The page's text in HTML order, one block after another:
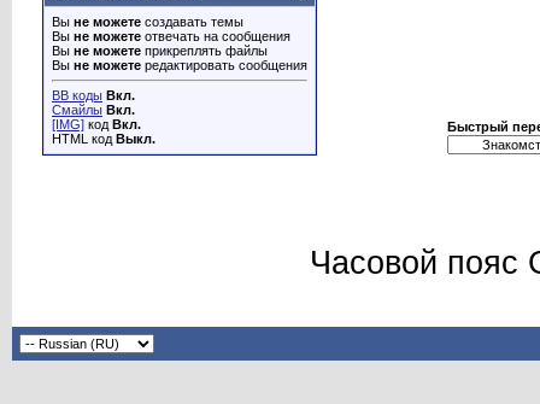
Вы не можете создавать темы
Вы не можете отвечать на сообщения
Вы не можете прикреплять файлы
Вы не можете редактировать сообщения
BB коды Вкл.
Смайлы Вкл.
[IMG] код Вкл.
HTML код Выкл.
Быстрый
Часовой пояс